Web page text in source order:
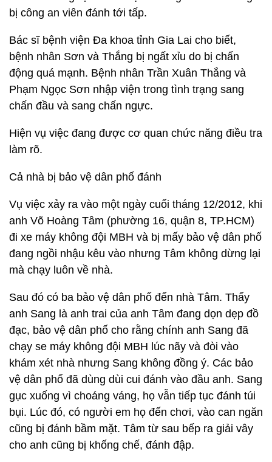
bị công an viên đánh tới tấp.
Bác sĩ bệnh viện Đa khoa tỉnh Gia Lai cho biết,
bệnh nhân Sơn và Thắng bị ngất xỉu do bị chấn
động quá mạnh. Bệnh nhân Trần Xuân Thắng và
Phạm Ngọc Sơn nhập viện trong tình trạng sang
chấn đầu và sang chấn ngực.
Hiện vụ việc đang được cơ quan chức năng điều tra
làm rõ.
Cả nhà bị bảo vệ dân phố đánh
Vụ việc xảy ra vào một ngày cuối tháng 12/2012, khi
anh Võ Hoàng Tâm (phường 16, quận 8, TP.HCM)
đi xe máy không đội MBH và bị mấy bảo vệ dân phố
đang ngồi nhậu kêu vào nhưng Tâm không dừng lại
mà chạy luôn về nhà.
Sau đó có ba bảo vệ dân phố đến nhà Tâm. Thấy
anh Sang là anh trai của anh Tâm đang dọn dẹp đồ
đạc, bảo vệ dân phố cho rằng chính anh Sang đã
chạy se máy không đội MBH lúc nãy và đòi vào
khám xét nhà nhưng Sang không đồng ý. Các bảo
vệ dân phố đã dùng dùi cui đánh vào đầu anh. Sang
gục xuống vì choáng váng, họ vẫn tiếp tục đánh túi
bụi. Lúc đó, có người em họ đến chơi, vào can ngăn
cũng bị đánh bầm mặt. Tâm từ sau bếp ra giải vây
cho anh cũng bị khống chế, đánh đập.